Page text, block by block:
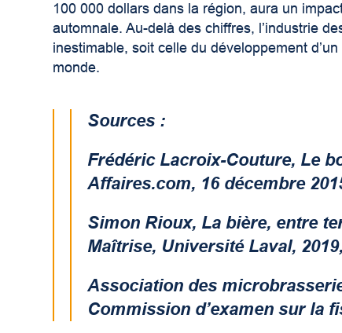
100 000 dollars dans la région, aura un
automnale. Au-delà des chiffres, l’industrie
inestimable, soit celle du développement
monde.
Sources :
Frédéric Lacroix-Couture, Le
Affaires.com, 16 décembre
Simon Rioux, La bière, entre
Maîtrise, Université Laval,
Association des
Commission d’examen sur la